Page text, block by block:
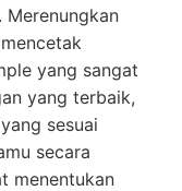
yang sangat
yang terbaik,
sesuai
secara
menentukan